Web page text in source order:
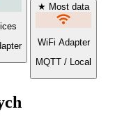
★ Most data
wifi
WiFi Adapter
MQTT / Local